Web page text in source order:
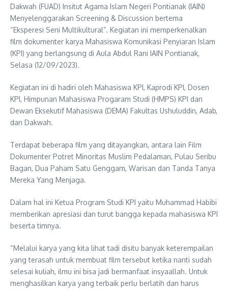
Dakwah (FUAD) Insitut Agama Islam Negeri Pontianak (IAIN)
Menyelenggarakan Screening & Discussion bertema
“Eksperesi Seni Multikultural”. Kegiatan ini memperkenalkan
film dokumenter karya Mahasiswa Komunikasi Penyiaran Islam
(KPI) yang berlangsung di Aula Abdul Rani IAIN Pontianak,
Selasa (12/09/2023).
Kegiatan ini di hadiri oleh Mahasiswa KPI, Kaprodi KPI, Dosen
KPI, Himpunan Mahasiswa Progaram Studi (HMPS) KPI dan
Dewan Eksekutif Mahasiswa (DEMA) Fakultas Ushuluddin, Adab,
dan Dakwah.
Terdapat beberapa film yang ditayangkan, antara lain Film
Dokumenter Potret Minoritas Muslim Pedalaman, Pulau Seribu
Bagan, Dua Paham Satu Genggam, Warisan dan Tanda Tanya
Mereka Yang Menjaga.
Dalam hal ini Ketua Program Studi KPI yaitu Muhammad Habibi
memberikan apresiasi dan turut bangga kepada mahasiswa KPI
beserta timnya.
“Melalui karya yang kita lihat tadi disitu banyak keterempailan
yang terasah untuk membuat film tersebut ketika nanti sudah
selesai kuliah, ilmu ini bisa jadi bermanfaat insyaallah. Untuk
menghasilkan karya yang terbaik perlu berlatih dan harus